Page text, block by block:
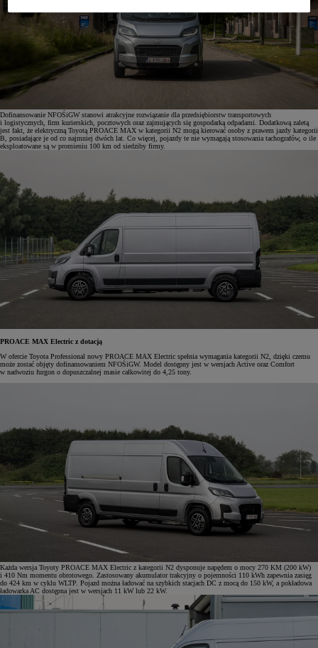
Dofinansowanie NFOŚiGW stanowi atrakcyjne rozwiązanie dla przedsiębiorstw transportowych
i logistycznych, firm kurierskich, pocztowych oraz zajmujących się gospodarką odpadami. Dodatkową zaletą
jest fakt, że elektryczną Toyotą PROACE MAX w kategorii N2 mogą kierować osoby z prawem jazdy kategorii
B, posiadające je od co najmniej dwóch lat. Co więcej, pojazdy te nie wymagają stosowania tachografów, o ile
eksploatowane są w promieniu 100 km od siedziby firmy.
PROACE MAX Electric z dotacją
W ofercie Toyota Professional nowy PROACE MAX Electric spełnia wymagania kategorii N2, dzięki czemu
może zostać objęty dofinansowaniem NFOŚiGW. Model dostępny jest w wersjach Active oraz Comfort
w nadwoziu furgon o dopuszczalnej masie całkowitej do 4,25 tony.
Każda wersja Toyoty PROACE MAX Electric z kategorii N2 dysponuje napędem o mocy 270 KM (200 kW)
i 410 Nm momentu obrotowego. Zastosowany akumulator trakcyjny o pojemności 110 kWh zapewnia zasięg
do 424 km w cyklu WLTP. Pojazd można ładować na szybkich stacjach DC z mocą do 150 kW, a pokładowa
ładowarka AC dostępna jest w wersjach 11 kW lub 22 kW.